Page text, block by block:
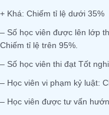
+ Khá: Chiếm tỉ lệ dưới 35%
– Số học viên được lên lớp
Chiếm tỉ lệ trên 95%.
– Số học viên thi đạt Tốt
– Học viên vi phạm kỷ luật:
– Học viên được tư vấn